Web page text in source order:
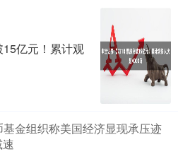
亿元！累计观
金组织称美国经济显现承压迹